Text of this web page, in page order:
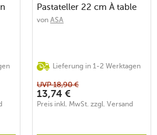
Pastateller 22 cm À table
von ASA
Lieferung in 1-2 Werktagen
UVP18,90 €
13,74 €
Preis inkl. MwSt. zzgl. Versand